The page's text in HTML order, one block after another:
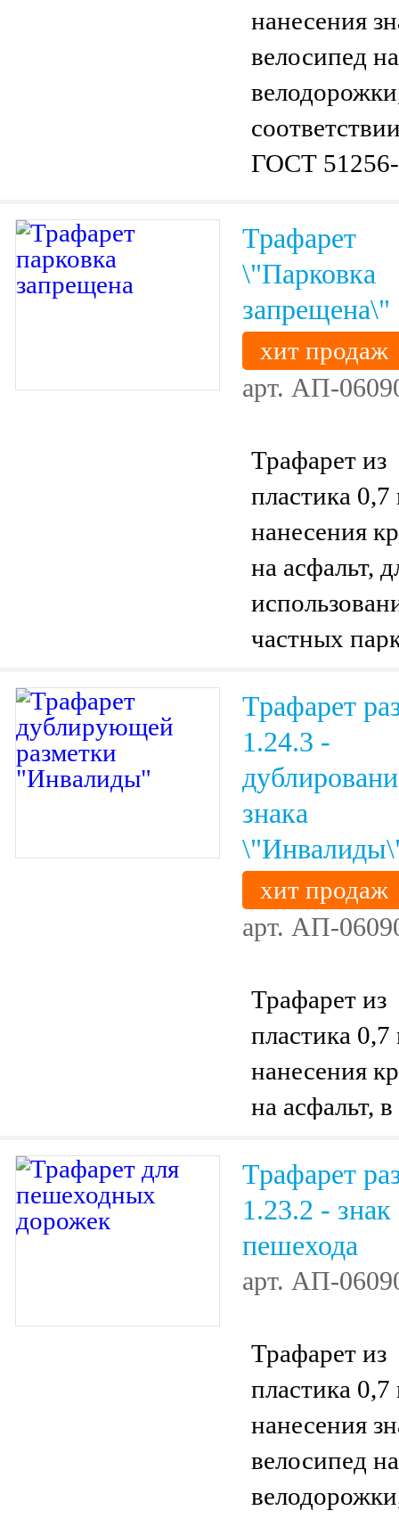
нанесения
велосипед на
ГОСТ
Трафарет
\"Парковка
запрещена\"
хит продаж
арт. АП-
Трафарет из
пластика
нанесения
на асфальт,
частных
Трафарет
1.24.3 -
знака
хит продаж
арт. АП-
Трафарет из
пластика
нанесения
на асфальт, в
ГОСТ
Трафарет
1.23.2 - знак
пешехода
арт. АП-
Трафарет из
пластика
нанесения
велосипед на